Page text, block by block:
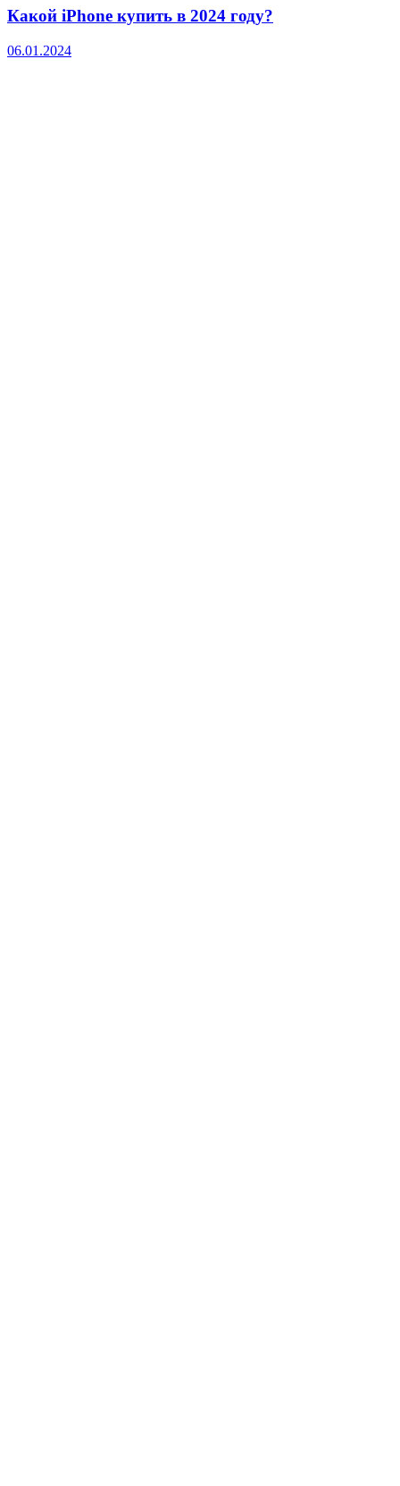
Какой iPhone купить в 2024 году?
06.01.2024